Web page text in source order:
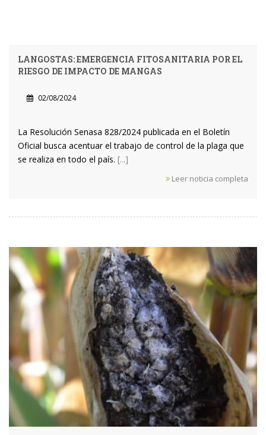
LANGOSTAS: EMERGENCIA FITOSANITARIA POR EL
RIESGO DE IMPACTO DE MANGAS
02/08/2024
La Resolución Senasa 828/2024 publicada en el Boletín
Oficial busca acentuar el trabajo de control de la plaga que
se realiza en todo el país. [...]
Leer noticia completa